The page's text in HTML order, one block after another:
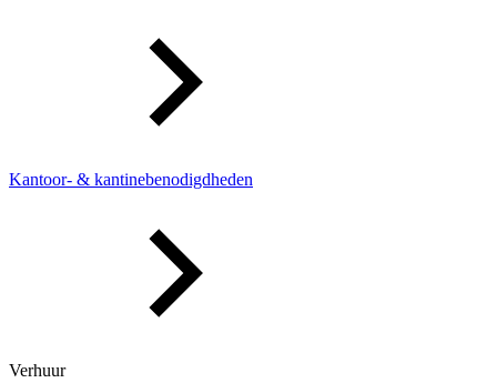
Kantoor- & kantinebenodigdheden
Verhuur